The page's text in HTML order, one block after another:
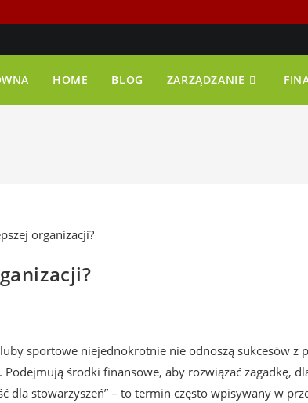
HOME BLOG ZARZĄDZANIE
sportowe niejednokrotnie nie odnoszą sukcesów z
środki finansowe, aby rozwiązać zagadkę,
dla stowarzyszeń” – to termin często wpisywany w